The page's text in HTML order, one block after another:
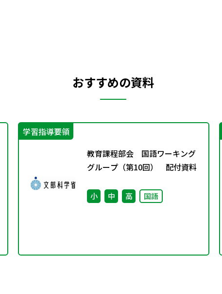
おすすめの資料
学習指導要領
教育課程部会 国語ワーキング
グループ（第10回） 配付資料
小 中 高 国語